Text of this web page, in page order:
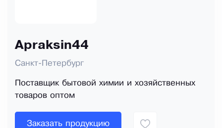
Apraksin44
Санкт-Петербург
Поставщик бытовой химии и хозяйственных
товаров оптом
Заказать продукцию